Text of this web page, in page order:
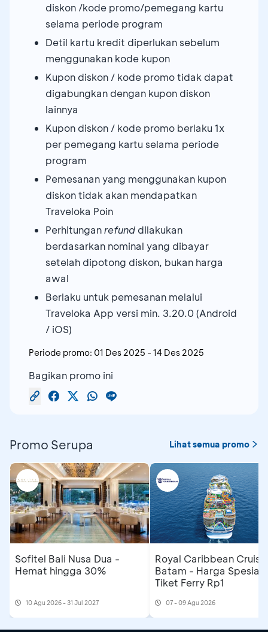
diskon /kode promo/pemegang kartu
selama periode program
Detil kartu kredit diperlukan sebelum
menggunakan kode kupon
Kupon diskon / kode promo tidak dapat
digabungkan dengan kupon diskon
lainnya
Kupon diskon / kode promo berlaku 1x
per pemegang kartu selama periode
program
Pemesanan yang menggunakan kupon
diskon tidak akan mendapatkan
Traveloka Poin
Perhitunganrefund dilakukan
berdasarkan nominal yang dibayar
setelah dipotong diskon, bukan harga
awal
Berlaku untuk pemesanan melalui
Traveloka App versi min. 3.20.0 (Android
/ iOS)
Periode promo: 01 Des 2025 - 14 Des 2025
Bagikan promo ini
Promo Serupa Lihat semua promo
Sofitel Bali Nusa Dua -
Hemat hingga 30%
10 Agu 2026 - 31 Jul 2027
Royal Caribbean Cruise
Batam - Harga Spesial
Tiket Ferry Rp1
07 - 09 Agu 2026